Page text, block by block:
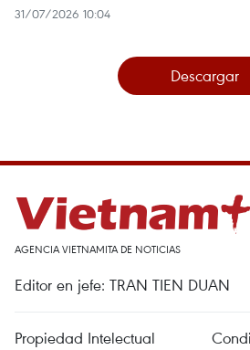
31/07/2026 10:04
Descargar
AGENCIA VIETNAMITA DE NOTICIAS
Editor en jefe: TRAN TIEN DUAN
Propiedad Intelectual